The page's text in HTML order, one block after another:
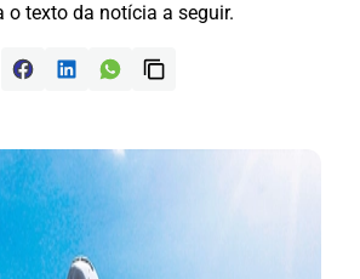
o texto da notícia a seguir.